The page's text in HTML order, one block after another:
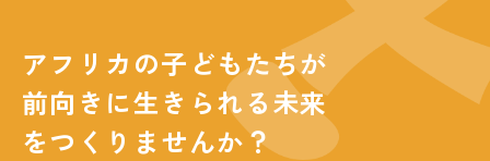
アフリカの子どもたちが
前向きに生きられる未来
をつくりませんか？